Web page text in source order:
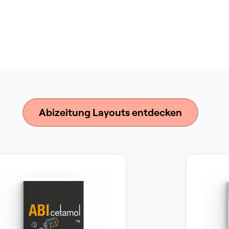
Abizeitung Layouts entdecken